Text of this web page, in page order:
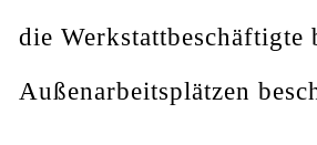
die Werkstattbeschäftigte
Außenarbeitsplätzen